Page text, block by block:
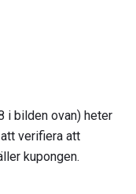
i bilden ovan) heter
verifiera att
kupongen.